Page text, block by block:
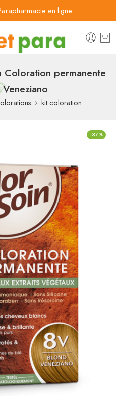
en ligne
permanente
kit coloration
-37%